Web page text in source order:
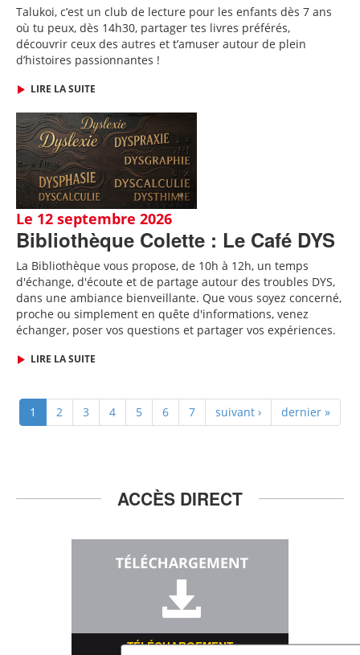
Talukoi, c’est un club de lecture pour les enfants dès 7 ans
où tu peux, dès 14h30, partager tes livres préférés,
découvrir ceux des autres et t’amuser autour de plein
d’histoires passionnantes !
LIRE LA SUITE
Le 12 septembre 2026
Bibliothèque Colette : Le Café DYS
La Bibliothèque vous propose, de 10h à 12h, un temps
d'échange, d'écoute et de partage autour des troubles DYS,
dans une ambiance bienveillante. Que vous soyez concerné,
proche ou simplement en quête d'informations, venez
échanger, poser vos questions et partager vos expériences.
LIRE LA SUITE
1 2 3 4 5 6 7 suivant › dernier »
ACCÈS DIRECT
TÉLÉCHARGEMENT